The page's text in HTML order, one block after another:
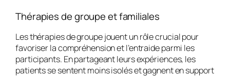
Thérapies de groupe et familiales
Lesthérapies de groupejouent un rôle crucial pour
favoriser la compréhension et l’entraide parmi les
participants. En partageant leurs expériences, les
patients se sentent moins isolés et gagnent en support